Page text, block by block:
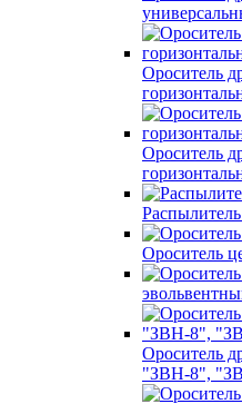
Ороситель
Ороситель
Ороситель
Ороситель
"ЗВН-8",